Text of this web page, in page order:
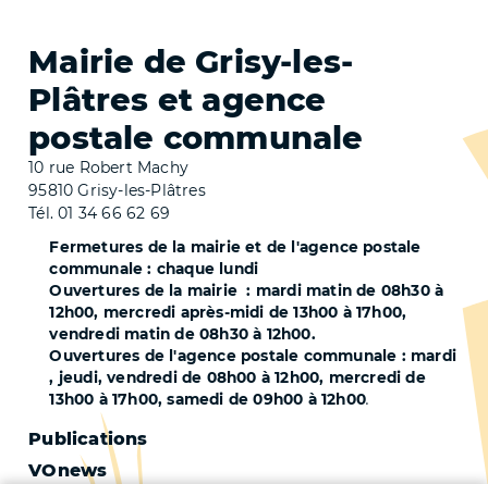
Mairie de Grisy-les-
Plâtres et agence
postale communale
10 rue Robert Machy
95810 Grisy-les-Plâtres
Tél. 01 34 66 62 69
Fermetures de la mairie et de l'agence postale
communale : chaque lundi
Ouvertures de la mairie : mardi matin de 08h30 à
12h00, mercredi après-midi de 13h00 à 17h00,
vendredi matin de 08h30 à 12h00.
Ouvertures de l'agence postale communale : mardi
, jeudi, vendredi de 08h00 à 12h00, mercredi de
13h00 à 17h00, samedi de 09h00 à 12h00.
Pied
Publications
VOnews